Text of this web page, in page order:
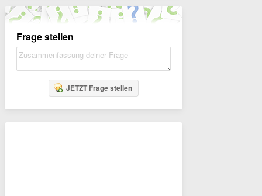
Frage stellen
JETZT Frage stellen